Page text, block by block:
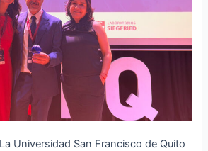
Universidad San Francisco de Quito